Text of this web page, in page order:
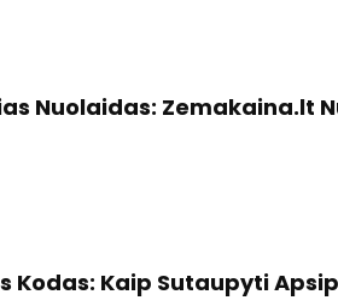
Nuolaidas: Zemakaina.lt
Kodas: Kaip Sutaupyti